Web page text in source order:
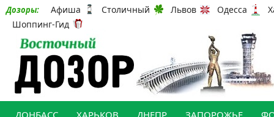
Дозоры: Афиша Столичный Львов Одесса
Шоппинг-Гид
ДОНБАСС ХАРЬКОВ ДНЕПР ЗАПОРОЖЬЕ